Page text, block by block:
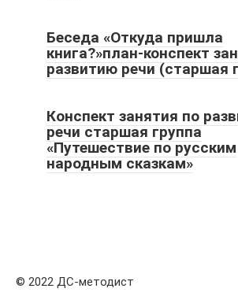
Беседа «Откуда пришла
книга?»план-конспект
развитию речи (старшая
Конспект занятия по
речи старшая группа
«Путешествие по русским
народным сказкам»
© 2022 ДС-методист